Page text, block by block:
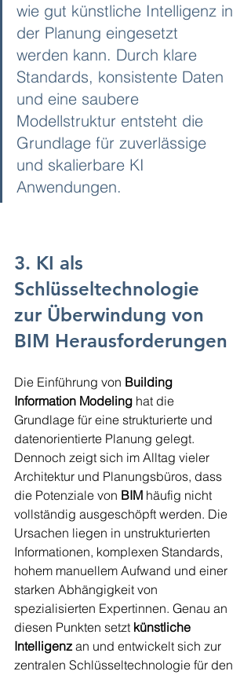
wie gut künstliche Intelligenz in
der Planung eingesetzt
werden kann. Durch klare
Standards, konsistente Daten
und eine saubere
Modellstruktur entsteht die
Grundlage für zuverlässige
und skalierbare KI
Anwendungen.
3. KI als
Schlüsseltechnologie
zur Überwindung von
BIM Herausforderungen
Die Einführung von Building
Information Modeling hat die
Grundlage für eine strukturierte und
datenorientierte Planung gelegt.
Dennoch zeigt sich im Alltag vieler
Architektur und Planungsbüros, dass
die Potenziale von BIM häufig nicht
vollständig ausgeschöpft werden. Die
Ursachen liegen in unstrukturierten
Informationen, komplexen Standards,
hohem manuellem Aufwand und einer
starken Abhängigkeit von
spezialisierten Expertinnen. Genau an
diesen Punkten setzt künstliche
Intelligenz an und entwickelt sich zur
zentralen Schlüsseltechnologie für den